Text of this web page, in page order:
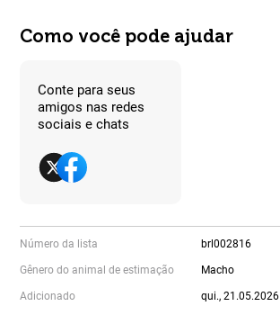
Como você pode ajudar
Conte para seus
amigos nas redes
sociais e chats
Número da lista brl002816
Gênero do animal de estimação Macho
Adicionado qui., 21.05.2026